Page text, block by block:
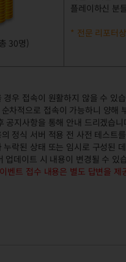
30명)
플레이하신 분
* 전문 리포터
우 접속이 원활하지 않을 수 있
차적으로 접속이 가능하니 양해
공지사항을 통해 안내 드리겠습니
정식 서버 적용 전 사전 테스트
락된 상태 또는 임시로 구성된
업데이트 시 내용이 변경될 수 있
벤트 접수 내용은 별도 답변을 제